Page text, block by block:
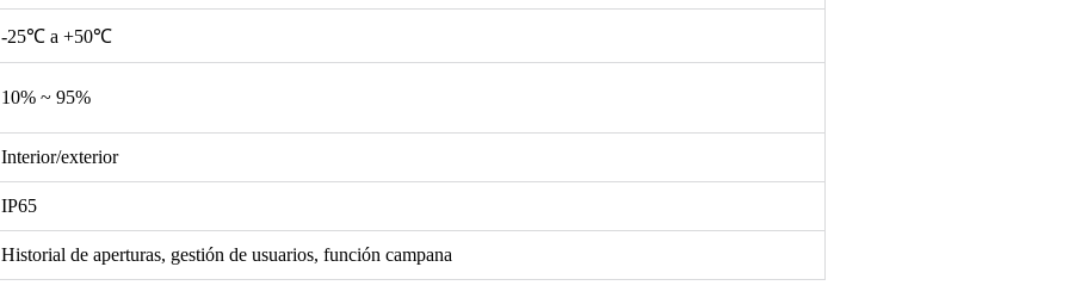
-25℃ a +50℃
10% ~ 95%
Interior/exterior
IP65
Historial de aperturas, gestión de usuarios, función campana